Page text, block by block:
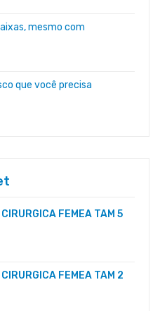
mesmo com
que você precisa
FEMEA TAM 5
FEMEA TAM 2